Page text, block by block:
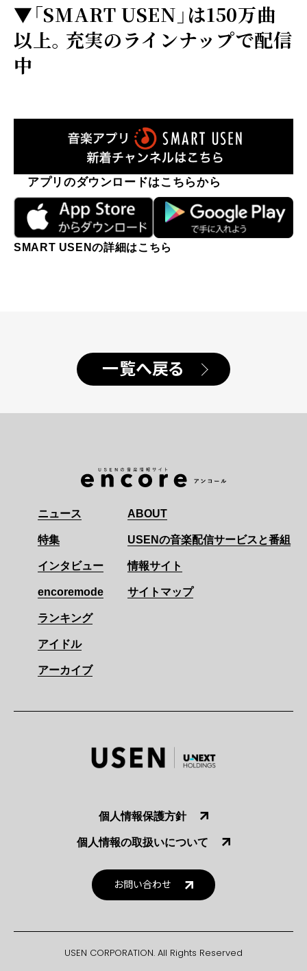
▼「SMART USEN」は150万曲
以上。充実のラインナップで配信
中
アプリのダウンロードはこちらから
SMART USENの詳細はこちら
一覧へ戻る
ニュース
特集
インタビュー
encoremode
ランキング
アイドル
アーカイブ
ABOUT
USENの音楽配信サービスと番組
情報サイト
サイトマップ
個人情報保護方針
個人情報の取扱いについて
お問い合わせ
USEN CORPORATION. All Rights Reserved